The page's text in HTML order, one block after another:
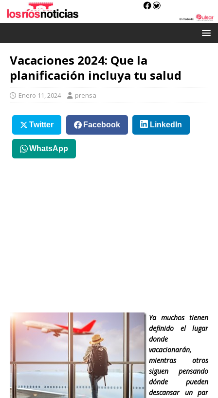
Vacaciones 2024: Que la
planificación incluya tu salud
Enero 11, 2024 prensa
Twitter Facebook LinkedIn
WhatsApp
Ya muchos tienen
definido el lugar
donde
vacacionarán,
mientras otros
siguen pensando
dónde pueden
descansar un par